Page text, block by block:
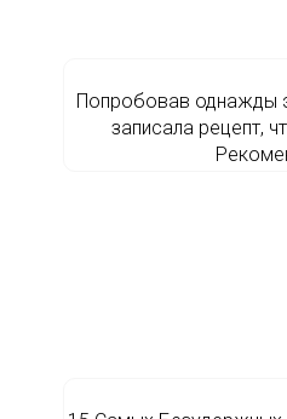
Попробовав однажды
записала рецепт,